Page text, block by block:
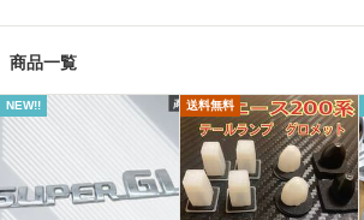
商品一覧
NEW!! 送料無料